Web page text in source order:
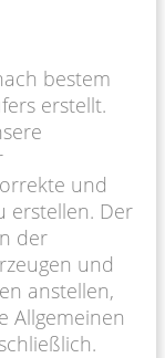
bestem
erstellt.
und
erstellen. Der
der
und
anstellen,
Allgemeinen